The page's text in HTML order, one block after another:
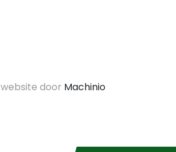
website door Machinio